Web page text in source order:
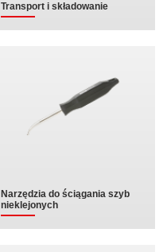
Transport i składowanie
Narzędzia do ściągania szyb
nieklejonych